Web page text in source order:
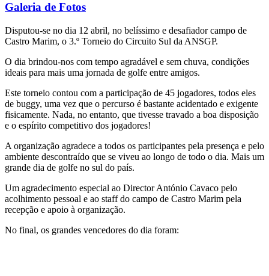
Galeria de Fotos
Disputou-se no dia 12 abril, no belíssimo e desafiador campo de
Castro Marim, o 3.º Torneio do Circuito Sul da ANSGP.
O dia brindou-nos com tempo agradável e sem chuva, condições
ideais para mais uma jornada de golfe entre amigos.
Este torneio contou com a participação de 45 jogadores, todos eles
de buggy, uma vez que o percurso é bastante acidentado e exigente
fisicamente. Nada, no entanto, que tivesse travado a boa disposição
e o espírito competitivo dos jogadores!
A organização agradece a todos os participantes pela presença e pelo
ambiente descontraído que se viveu ao longo de todo o dia. Mais um
grande dia de golfe no sul do país.
Um agradecimento especial ao Director António Cavaco pelo
acolhimento pessoal e ao staff do campo de Castro Marim pela
recepção e apoio à organização.
No final, os grandes vencedores do dia foram: